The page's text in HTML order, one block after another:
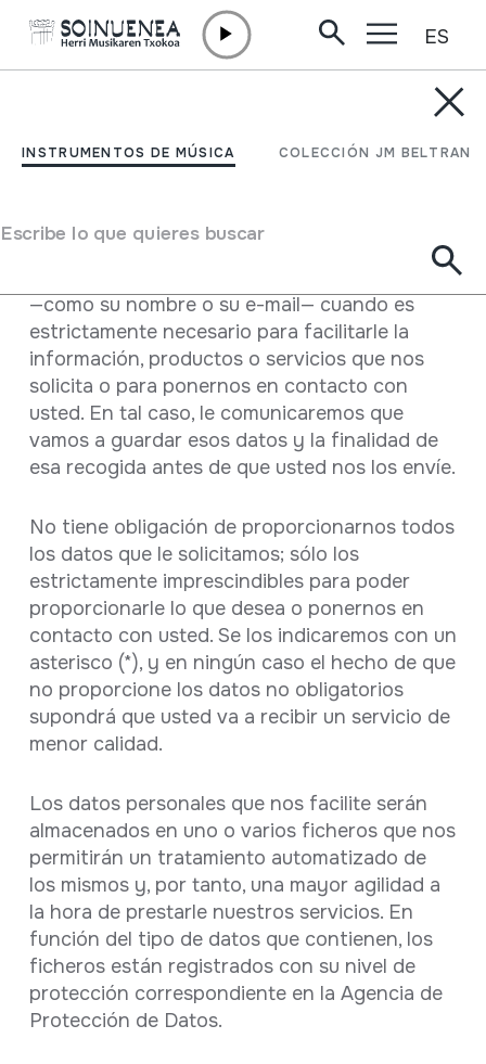
INSTRUMENTOS DE MÚSICA COLECCIÓN JM BELTRAN
Escribe lo que quieres buscar
ES
Política de privacidad
Política de privacidad
En Soinuenea Fundazioa
del valor que tiene para usted su privacidad.
—como su nombre o su e-mail— cuando es
estrictamente necesario para facilitarle la
información, productos o servicios que nos
solicita o para ponernos en contacto con
usted. En tal caso, le comunicaremos que
vamos a guardar esos datos y la finalidad de
esa recogida antes de que usted nos los envíe.
No tiene obligación de proporcionarnos todos
los datos que le solicitamos; sólo los
estrictamente imprescindibles para poder
proporcionarle lo que desea o ponernos en
contacto con usted. Se los indicaremos con un
asterisco (*), y en ningún caso el hecho de que
no proporcione los datos no obligatorios
supondrá que usted va a recibir un servicio de
menor calidad.
Los datos personales que nos facilite serán
almacenados en uno o varios ficheros que nos
permitirán un tratamiento automatizado de
los mismos y, por tanto, una mayor agilidad a
la hora de prestarle nuestros servicios. En
función del tipo de datos que contienen, los
ficheros están registrados con su nivel de
protección correspondiente en la Agencia de
Protección de Datos.